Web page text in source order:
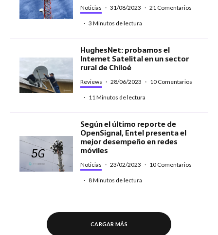
Noticias · 31/08/2023 · 21 Comentarios
· 3 Minutos de lectura
HughesNet: probamos el
Internet Satelital en un sector
rural de Chiloé
Reviews · 28/06/2023 · 10 Comentarios
· 11 Minutos de lectura
Según el último reporte de
OpenSignal, Entel presenta el
mejor desempeño en redes
móviles
Noticias · 23/02/2023 · 10 Comentarios
· 8 Minutos de lectura
CARGAR MÁS